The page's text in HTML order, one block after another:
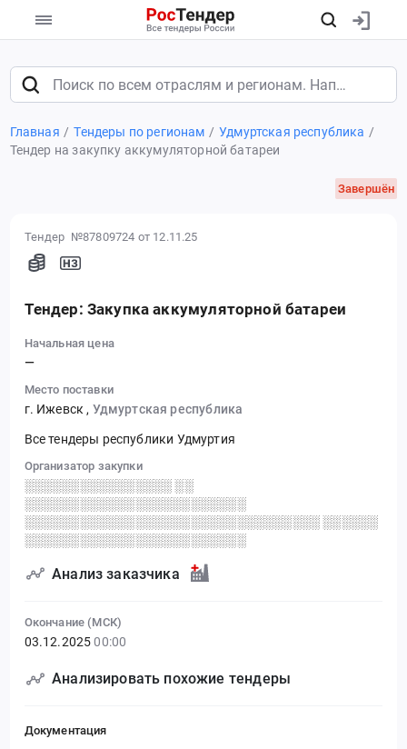
Главная Тендеры по регионам
Удмуртская республика
Тендер на закупку аккумуляторной батареи
Завершён
Тендер №87809724 от 12.11.25
Тендер: Закупка аккумуляторной батареи
Начальная цена
—
Место поставки
г. Ижевск , Удмуртская республика
Все тендеры республики Удмуртия
Организатор закупки
░░░░░░░░░░░░░░░░ ░░
░░░░░░░░░░░░░░░░░░░░░░░░
░░░░░░░░░░░░░░░░░░░░░░░░░░░░░░░░ ░░░░░░
░░░░░░░░░░░░░░░░░░░░░░░░
Анализ заказчика
Окончание (МСК)
03.12.2025 00:00
Анализировать похожие тендеры
Документация